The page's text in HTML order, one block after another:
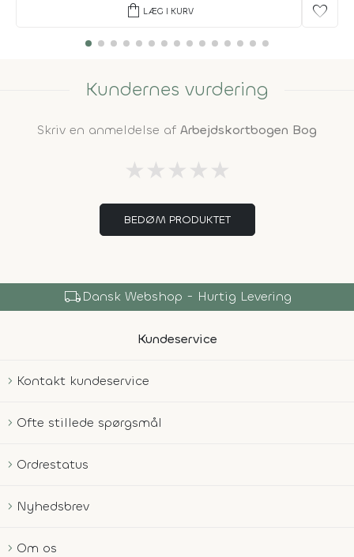
shopping_bag LÆG I KURV favorite
Kundernes vurdering
Skriv en anmeldelse af Arbejdskortbogen Bog
★ ★ ★ ★ ★
BEDØM PRODUKTET
local_shippingDansk Webshop - Hurtig Levering
Kundeservice
Kontakt kundeservice
Ofte stillede spørgsmål
Ordrestatus
Nyhedsbrev
Om os